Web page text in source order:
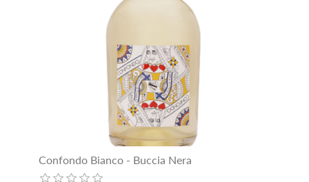
Confondo Bianco - Buccia Nera